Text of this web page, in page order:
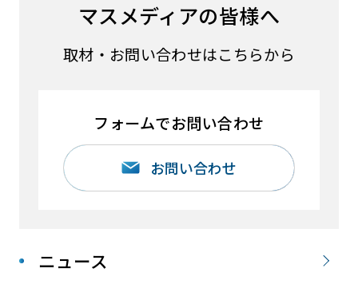
ニュース
マスメディアの皆様へ
取材・お問い合わせはこちらから
フォームでお問い合わせ
お問い合わせ